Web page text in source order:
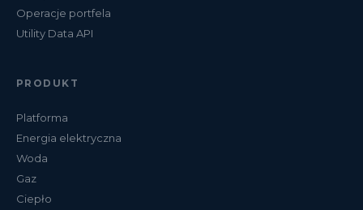
Operacje portfela
Utility Data API
PRODUKT
Platforma
Energia elektryczna
Woda
Gaz
Ciepło